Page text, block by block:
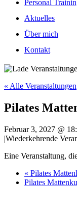
Personal
Aktuelles
Über mich
Kontakt
« Alle Veranstaltungen
Pilates
Februar 3, 2027 @
|Wiederkehrende
Eine Veranstaltung,
« Pilates
Pilates